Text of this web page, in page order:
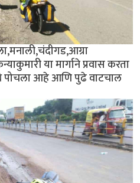
या मार्गाने प्रवास करता
पोचला आहे आणि पुढे वाटचाल